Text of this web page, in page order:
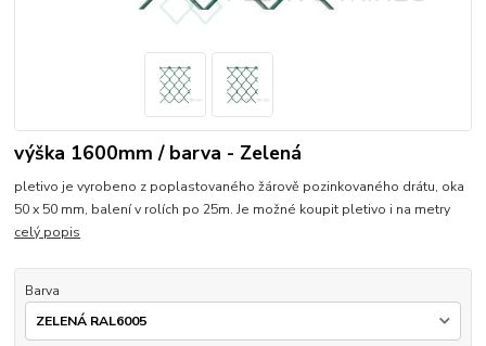
výška 1600mm / barva - Zelená
pletivo je vyrobeno z poplastovaného žárově pozinkovaného drátu, oka
50 x 50 mm, balení v rolích po 25m. Je možné koupit pletivo i na metry
celý popis
Barva